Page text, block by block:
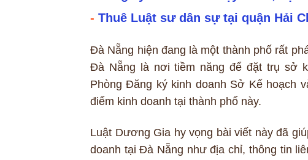
- Thuê Luật sư dân sự tại quận Hải
Đà Nẵng hiện đang là một thành phố rất
Đà Nẵng là nơi tiềm năng để đặt trụ sở
Phòng Đăng ký kinh doanh Sở Kế hoạch
điểm kinh doanh tại thành phố này.
Luật Dương Gia hy vọng bài viết này đã
doanh tại Đà Nẵng như địa chỉ, thông tin